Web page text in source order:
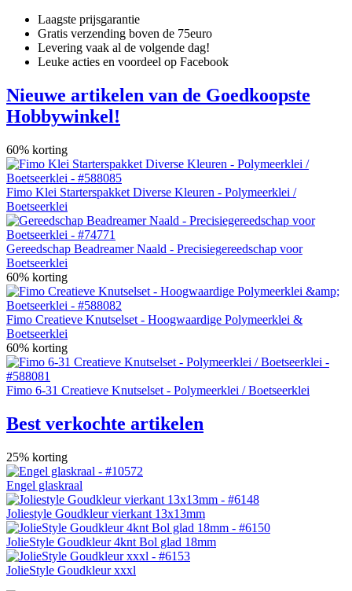
Laagste prijsgarantie
Gratis verzending boven de 75euro
Levering vaak al de volgende dag!
Leuke acties en voordeel op Facebook
Nieuwe artikelen van de Goedkoopste
Hobbywinkel!
60% korting
Fimo Klei Starterspakket Diverse Kleuren - Polymeerklei /
Boetseerklei
Gereedschap Beadreamer Naald - Precisiegereedschap voor
Boetseerklei
60% korting
Fimo Creatieve Knutselset - Hoogwaardige Polymeerklei &
Boetseerklei
60% korting
Fimo 6-31 Creatieve Knutselset - Polymeerklei / Boetseerklei
Best verkochte artikelen
25% korting
Engel glaskraal
Joliestyle Goudkleur vierkant 13x13mm
JolieStyle Goudkleur 4knt Bol glad 18mm
JolieStyle Goudkleur xxxl